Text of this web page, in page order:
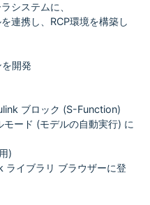
システムに、
連携し、RCP環境を構築し
開発
ブロック (S-Function)
ード (モデルの自動実行) に
)
イブラリ ブラウザーに登